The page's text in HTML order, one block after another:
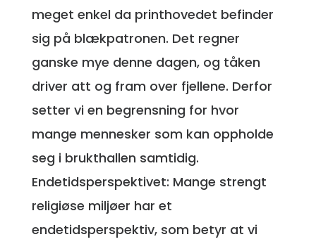
meget enkel da printhovedet befinder
sig på blækpatronen. Det regner
ganske mye denne dagen, og tåken
driver att og fram over fjellene. Derfor
setter vi en begrensning for hvor
mange mennesker som kan oppholde
seg i brukthallen samtidig.
Endetidsperspektivet: Mange strengt
religiøse miljøer har et
endetidsperspektiv, som betyr at vi